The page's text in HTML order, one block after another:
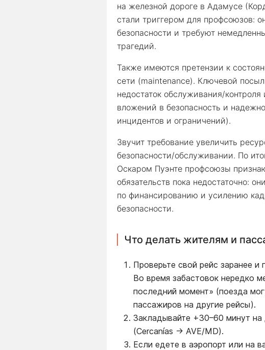
на железной дороге в Адамусе
стали триггером для профсоюзов:
безопасности и требуют
трагедий.
Также имеются претензии к
сети (maintenance). Ключевой
недостаток обслуживания/
вложений в безопасность и
инцидентов и ограничений).
Звучит требование увеличить
безопасности/обслуживании. По
Оскаром Пуэнте профсоюзы
обязательств пока недостаточно:
по финансированию и усилению
безопасности.
Что делать жителям и
Проверьте свой рейс заранее
Во время забастовок нередко
последний момент» (поезда
пассажиров на другие рейсы).
Закладывайте +30–60 минут на
(Cercanías → AVE/MD).
Если едете в аэропорт или на